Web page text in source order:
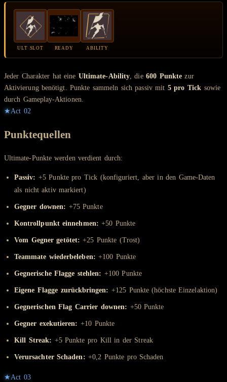
ULT SLOT READY ABILITY
Jeder Charakter hat eine Ultimate-Ability, die600 Punkte zur
Aktivierung benötigt. Punkte sammeln sich passiv mit 5 pro Tick sowie
durch Gameplay-Aktionen.
★Act 02
Punktequellen
Ultimate-Punkte werden verdient durch:
Passiv: +5 Punkte pro Tick (konfiguriert, aber in den Game-Daten
als nicht aktiv markiert)
Gegner downen: +75 Punkte
Kontrollpunkt einnehmen: +50 Punkte
Vom Gegner getötet: +25 Punkte (Trost)
Teammate wiederbeleben: +100 Punkte
Gegnerische Flagge stehlen: +100 Punkte
Eigene Flagge zurückbringen: +125 Punkte (höchste Einzelaktion)
Gegnerischen Flag Carrier downen: +50 Punkte
Gegner exekutieren: +10 Punkte
Kill Streak: +5 Punkte pro Kill in der Streak
Verursachter Schaden: +0,2 Punkte pro Schaden
★Act 03